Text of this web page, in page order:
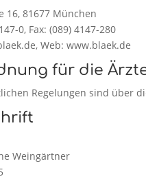
16, 81677 München
0, Fax: (089) 4147-280
Web: www.blaek.de
für die
Regelungen sind über
Weingärtner